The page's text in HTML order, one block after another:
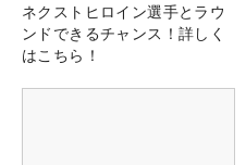
ネクストヒロイン選手とラウ
ンドできるチャンス！詳しく
はこちら！